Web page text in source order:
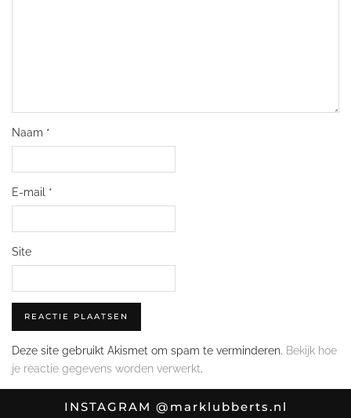
Naam *
E-mail *
Site
Deze site gebruikt Akismet om spam te verminderen. Bekijk hoe
je reactie gegevens worden verwerkt.
INSTAGRAM @marklubberts.nl